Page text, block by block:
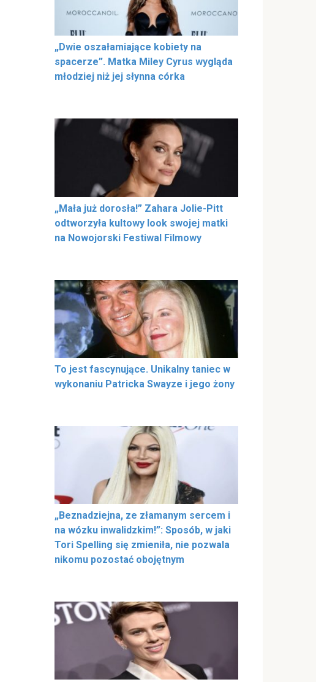
„Dwie oszałamiające kobiety na
spacerze”. Matka Miley Cyrus wygląda
młodziej niż jej słynna córka
„Mała już dorosła!” Zahara Jolie-Pitt
odtworzyła kultowy look swojej matki
na Nowojorski Festiwal Filmowy
To jest fascynujące. Unikalny taniec w
wykonaniu Patricka Swayze i jego żony
„Beznadziejna, ze złamanym sercem i
na wózku inwalidzkim!”: Sposób, w jaki
Tori Spelling się zmieniła, nie pozwala
nikomu pozostać obojętnym